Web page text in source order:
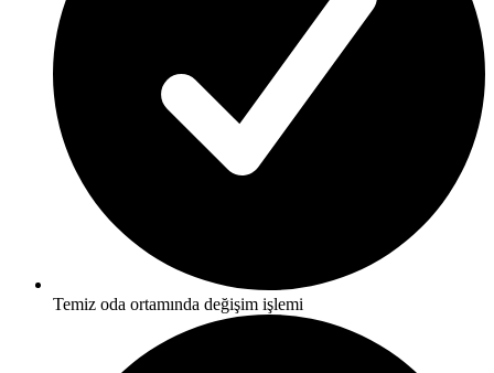
Temiz oda ortamında değişim işlemi